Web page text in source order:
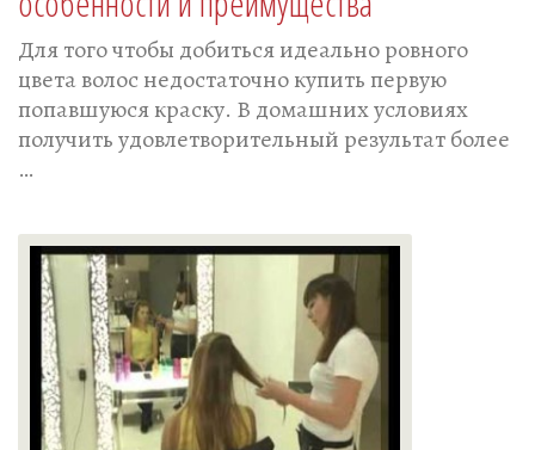
Для того чтобы добиться идеально ровного
цвета волос недостаточно купить первую
попавшуюся краску. В домашних условиях
получить удовлетворительный результат более
…